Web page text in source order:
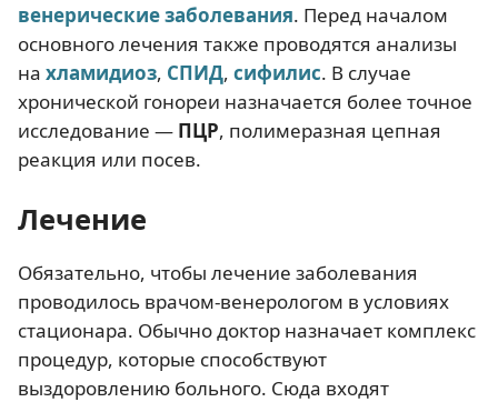
венерические заболевания. Перед началом
основного лечения также проводятся анализы
на хламидиоз, СПИД, сифилис. В случае
хронической гонореи назначается более точное
исследование — ПЦР, полимеразная цепная
реакция или посев.
Лечение
Обязательно, чтобы лечение заболевания
проводилось врачом-венерологом в условиях
стационара. Обычно доктор назначает комплекс
процедур, которые способствуют
выздоровлению больного. Сюда входят